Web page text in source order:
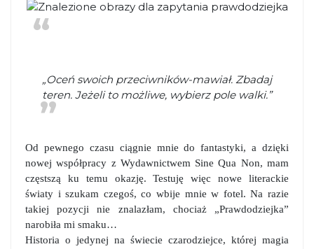
„Oceń swoich przeciwników-mawiał. Zbadaj
teren. Jeżeli to możliwe, wybierz pole walki.”
Od pewnego czasu ciągnie mnie do fantastyki, a dzięki
nowej współpracy z Wydawnictwem Sine Qua Non, mam
częstszą ku temu okazję. Testuję więc nowe literackie
światy i szukam czegoś, co wbije mnie w fotel. Na razie
takiej pozycji nie znalazłam, chociaż „Prawdodziejka”
narobiła mi smaku…
Historia o jedynej na świecie czarodziejce, której magia